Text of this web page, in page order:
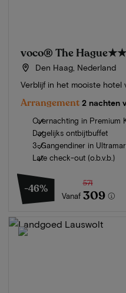
voco® The Hague
Den Haag, Nederland
Verblijf in het mooiste hotel
Arrangement 2 nachten
Overnachting in Premium
Dagelijks ontbijtbuffet
3-Gangendiner in
Late check-out (o.b.v.b.)
-46%
Vanaf
571
309